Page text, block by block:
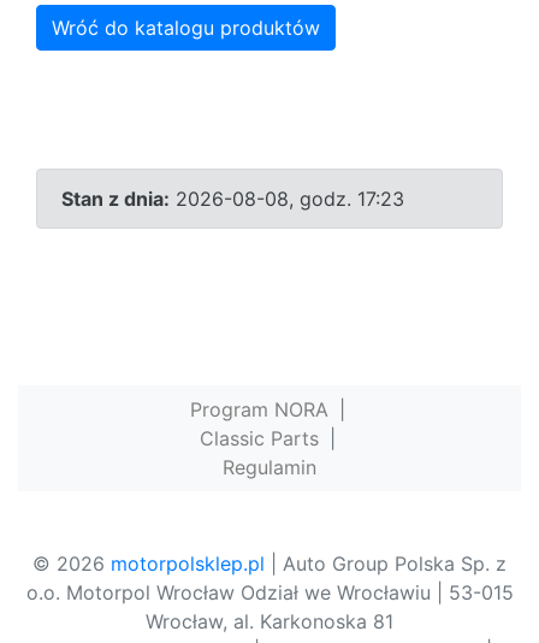
Wróć do katalogu produktów
Stan z dnia: 2026-08-08, godz. 17:23
Program NORA
Classic Parts
Regulamin
© 2026 motorpolsklep.pl | Auto Group Polska Sp. z
o.o. Motorpol Wrocław Odział we Wrocławiu | 53-015
Wrocław, al. Karkonoska 81